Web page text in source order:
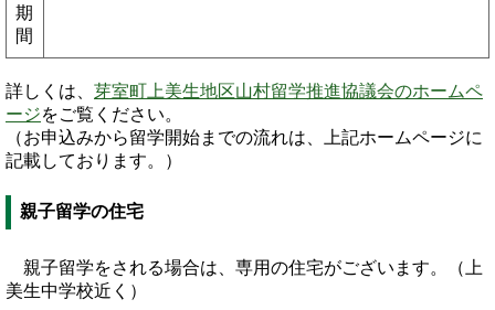
期
間
詳しくは、 芽室町上美生地区山村留学推進協議会のホームペ
ージをご覧ください。
（お申込みから留学開始までの流れは、上記ホームページに
記載しております。）
親子留学の住宅
親子留学をされる場合は、専用の住宅がございます。（上
美生中学校近く）